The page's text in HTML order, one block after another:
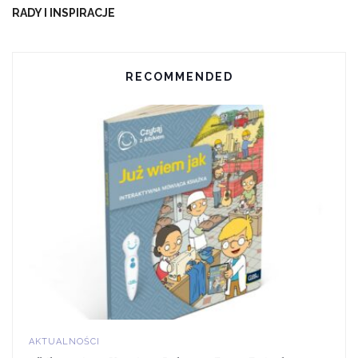
Bizet – Uwertura do „Carmen”
Jobim – „Dziewczyna z Ipanemy”
Oraz: Blues for Vibes, tematy symfoniczne z kotłami,
popisy na werblu z latającymi pałkami.
Miejsce: Hotel Bristol – Sala balowa Chopin, ul.
Krakowskie Przedmieście 42/44
Bilety: informacji udziela biuro obsługi widza tel.: 737-
RADY I INSPIRACJE
RECOMMENDED
AKTUALNOŚCI